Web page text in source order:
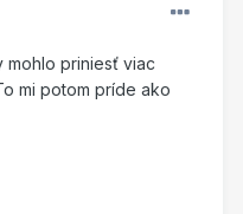
mohlo priniesť viac
mi potom príde ako